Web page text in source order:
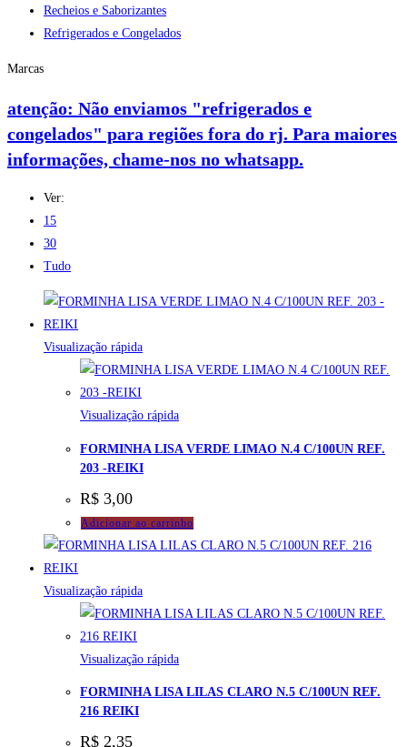
Recheios e Saborizantes
Refrigerados e Congelados
Marcas
atenção: Não enviamos "refrigerados e
congelados" para regiões fora do rj. Para maiores
informações, chame-nos no whatsapp.
Ver:
15
30
Tudo
Visualização rápida
Visualização rápida
FORMINHA LISA VERDE LIMAO N.4 C/100UN REF.
203 -REIKI
R$ 3,00
Adicionar ao carrinho
Visualização rápida
Visualização rápida
FORMINHA LISA LILAS CLARO N.5 C/100UN REF.
216 REIKI
R$ 2,35